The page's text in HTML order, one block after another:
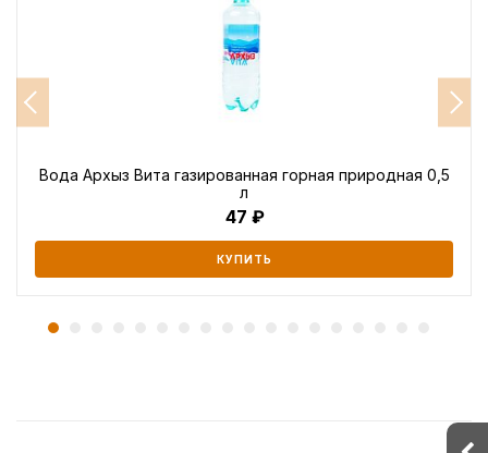
Вода Архыз Вита газированная горная природная 0,5
л
47
КУПИТЬ